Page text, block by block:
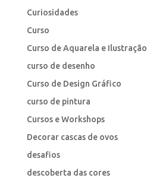
Curiosidades
Curso
Curso de Aquarela e Ilustração
curso de desenho
Curso de Design Gráfico
curso de pintura
Cursos e Workshops
Decorar cascas de ovos
desafios
descoberta das cores